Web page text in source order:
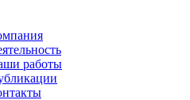
работы